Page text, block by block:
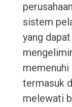
sistem
yang
termasuk
melewati